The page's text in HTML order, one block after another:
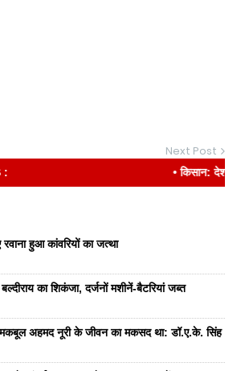
Next Post
: • किसान: देश की रीढ़
हुआ कांवरियों का जत्था
का शिकंजा, दर्जनों मशीनें-बैटरियां जब्त
अहमद नूरी के जीवन का मकसद था: डॉ.ए.के. सिंह